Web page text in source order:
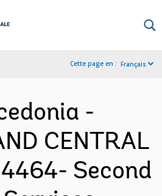
Cette page en : Français
-
CENTRAL
Second